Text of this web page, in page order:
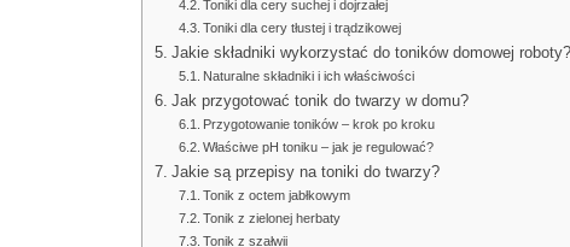
Toniki dla cery suchej i dojrzałej
Toniki dla cery tłustej i trądzikowej
Jakie składniki wykorzystać do toników domowej roboty?
Naturalne składniki i ich właściwości
Jak przygotować tonik do twarzy w domu?
Przygotowanie toników – krok po kroku
Właściwe pH toniku – jak je regulować?
Jakie są przepisy na toniki do twarzy?
Tonik z octem jabłkowym
Tonik z zielonej herbaty
Tonik z szałwii